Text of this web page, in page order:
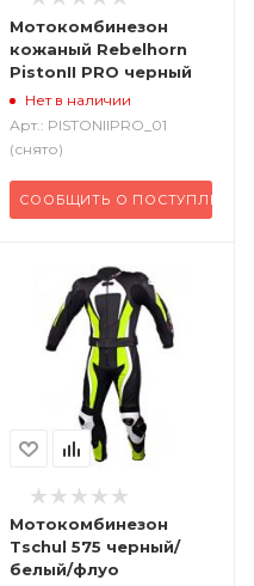
Мотокомбинезон
кожаный Rebelhorn
PistonII PRO черный
Нет в наличии
Арт.: PISTONIIPRO_01
(снято)
СООБЩИТЬ О ПОСТУПЛЕНИИ
Мотокомбинезон
Tschul 575 черный/
белый/флуо